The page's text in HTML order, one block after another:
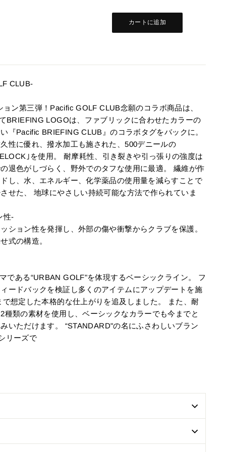
カートに追加
CLUB-
ン第三弾！Pacific GOLF CLUB念願のコラボ商品は、
BRIEFING LOGOは、ファブリックに合わせたカラーの
『Pacific BRIEFING CLUB』のコラボタグをバックに。
性に優れ、撥水加工も施された、500デニールの
｣を使用。 耐摩耗性、引き裂きや引っ張りの強度は
退色がしづらく、野外でのタフな使用に最適。 繊維が作
し、水、エネルギー、化学薬品の使用量を減らすことで
せた、 地球にやさしい持続可能な方法で作られていま
性-
ション性を発揮し、外部の傷や衝撃からクラブを保護。
式の構造。
である“URBAN GOLF"を体現するベーシックライン。 フ
ードバックを検証し多くのアイテムにアップデートを施
想定した本格的な仕上がりを追及しました。 また、耐
種類の素材を使用し、ベーシックなカラーでも今までと
いただけます。 “STANDARD"の名にふさわしいブラン
リーズで